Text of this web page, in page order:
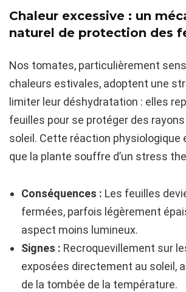
Chaleur excessive : un
naturel de protection des
Nos tomates, particulièrement
chaleurs estivales, adoptent une
limiter leur déshydratation : elles
feuilles pour se protéger des
soleil. Cette réaction physiologique
que la plante souffre d’un stress
Conséquences : Les feuilles
fermées, parfois légèrement
aspect moins lumineux.
Signes : Recroquevillement sur
exposées directement au soleil,
de la tombée de la température.